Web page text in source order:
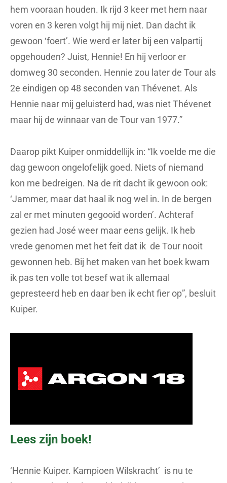
hem vooraan houden. Ik rijd 3 keer met hem naar
voren en 3 keren volgt hij mij niet. Dan dacht ik
gewoon ‘foert’. Wie werd er later bij een valpartij
opgehouden? Juist, Hennie! En hij verloor er
domweg 30 seconden. Hennie zou later de Tour als
2e eindigen op 48 seconden van Thévenet. Als
Hennie naar mij geluisterd had, was niet Thévenet
maar hij de winnaar van de Tour van 1977.”
Daarop pikt Kuiper onmiddellijk in: “Ik voelde me die
dag gewoon ongelofelijk goed. Niets of niemand
kon me bedreigen. Na de rit dacht ik gewoon ook:
‘Jammer, maar dat haal ik nog wel in. In de bergen
zal er met minuten gegooid worden’. Achteraf
gezien had José weer maar eens gelijk. Ik heb
vrede genomen met het feit dat ik de Tour nooit
gewonnen heb. Bij het maken van het boek kwam
ik pas ten volle tot besef wat ik allemaal
gepresteerd heb en daar ben ik echt fier op”, besluit
Kuiper.
Lees zijn boek!
‘Hennie Kuiper. Kampioen Wilskracht’ is nu te